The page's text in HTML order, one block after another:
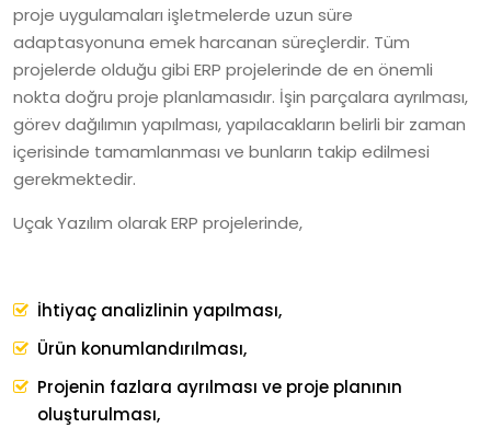
proje uygulamaları işletmelerde uzun süre
adaptasyonuna emek harcanan süreçlerdir. Tüm
projelerde olduğu gibi ERP projelerinde de en önemli
nokta doğru proje planlamasıdır. İşin parçalara ayrılması,
görev dağılımın yapılması, yapılacakların belirli bir zaman
içerisinde tamamlanması ve bunların takip edilmesi
gerekmektedir.
Uçak Yazılım olarak ERP projelerinde,
İhtiyaç analizlinin yapılması,
Ürün konumlandırılması,
Projenin fazlara ayrılması ve proje planının
oluşturulması,